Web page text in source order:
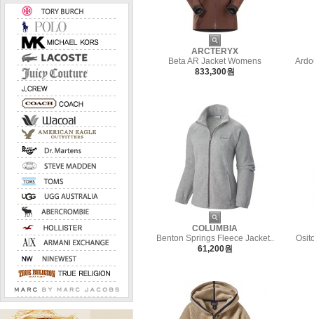
ARCTERYX
Beta AR Jacket Womens
833,300원
COLUMBIA
Benton Springs Fleece Jacket..
61,200원